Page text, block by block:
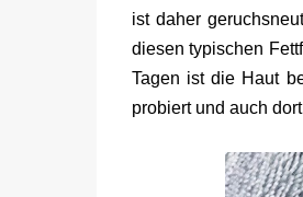
ist daher
diesen typischen
Tagen ist die Haut
probiert und auch